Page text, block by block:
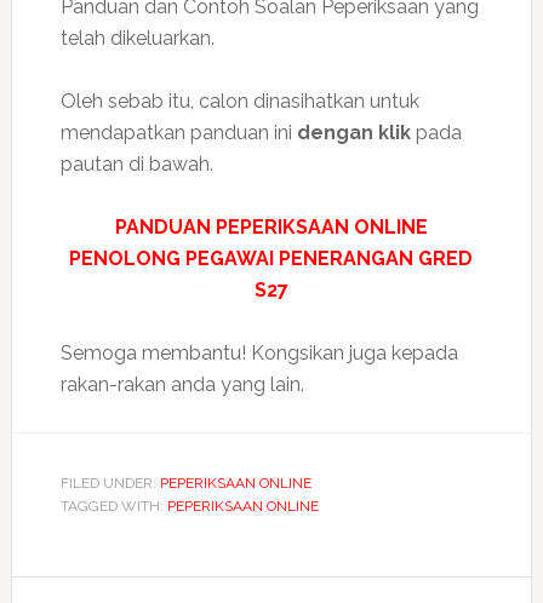
Panduan dan Contoh Soalan Peperiksaan yang
telah dikeluarkan.
Oleh sebab itu, calon dinasihatkan untuk
mendapatkan panduan ini dengan klikpada
pautan di bawah.
PANDUAN PEPERIKSAAN ONLINE
PENOLONG PEGAWAI PENERANGAN GRED
S27
Semoga membantu! Kongsikan juga kepada
rakan-rakan anda yang lain.
FILED UNDER: PEPERIKSAAN ONLINE
TAGGED WITH: PEPERIKSAAN ONLINE